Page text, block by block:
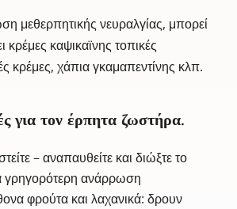
μεθερπητικής νευραλγίας, μπορεί
κρέμες καψικαϊνης τοπικές
κρέμες, χάπια γκαμαπεντίνης κλπ.
για τον έρπητα ζωστήρα.
– αναπαυθείτε και διώξτε το
γρηγορότερη ανάρρωση
φρούτα και λαχανικά: δρουν